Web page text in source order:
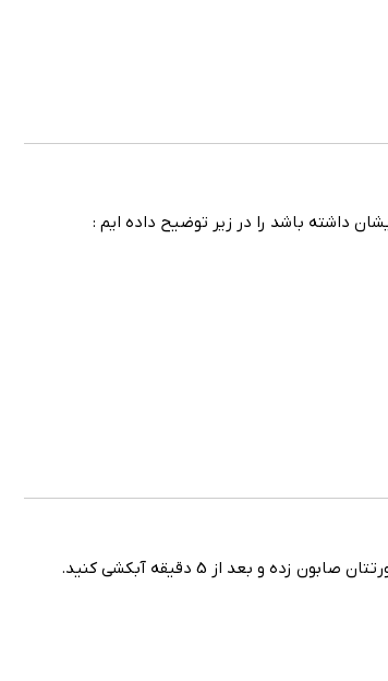
داشته باشد را در زیر توضیح داده ایم :
از 5 دقیقه آبکشی کنید.